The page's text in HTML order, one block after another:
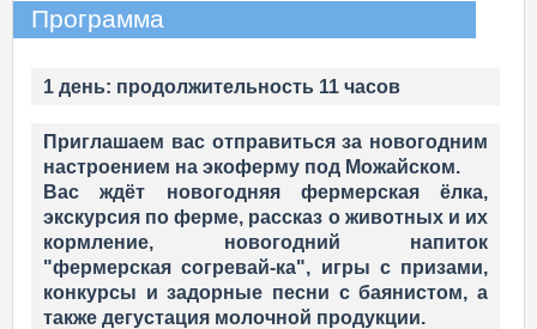
Программа
1 день: продолжительность 11 часов
Приглашаем вас отправиться за новогодним
настроением на экоферму под Можайском.
Вас ждёт новогодняя фермерская ёлка,
экскурсия по ферме, рассказ о животных и их
кормление, новогодний напиток
"фермерская согревай-ка", игры с призами,
конкурсы и задорные песни с баянистом, а
также дегустация молочной продукции.